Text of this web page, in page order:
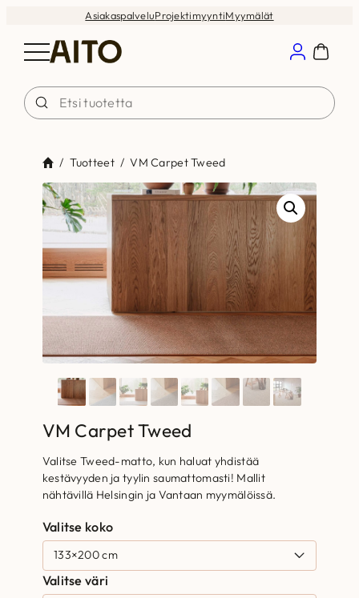
AsiakaspalveluProjektimyyntiMyymälät
/ Tuotteet / VM Carpet Tweed
VM Carpet Tweed
Valitse Tweed-matto, kun haluat yhdistää
kestävyyden ja tyylin saumattomasti! Mallit
nähtävillä Helsingin ja Vantaan myymälöissä.
Valitse koko
Valitse väri